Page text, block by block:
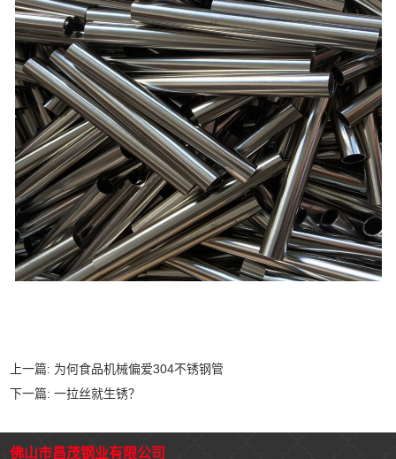
上一篇: 为何食品机械偏爱304不锈钢管
下一篇:一拉丝就生锈？
佛山市昌茂钢业有限公司